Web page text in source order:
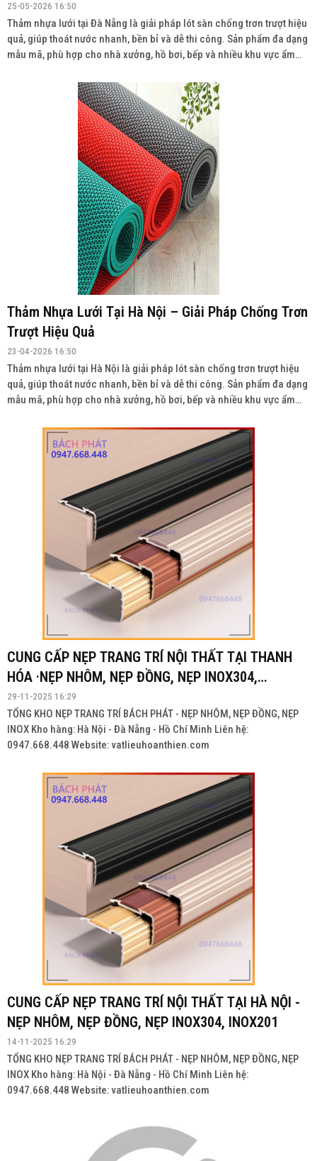
25-05-2026 16:50
Thảm nhựa lưới tại Đà Nẵng là giải pháp lót sàn chống trơn trượt hiệu
quả, giúp thoát nước nhanh, bền bỉ và dễ thi công. Sản phẩm đa dạng
mẫu mã, phù hợp cho nhà xưởng, hồ bơi, bếp và nhiều khu vực ẩm
Thảm Nhựa Lưới Tại Hà Nội – Giải Pháp Chống Trơn
Trượt Hiệu Quả
23-04-2026 16:50
Thảm nhựa lưới tại Hà Nội là giải pháp lót sàn chống trơn trượt hiệu
quả, giúp thoát nước nhanh, bền bỉ và dễ thi công. Sản phẩm đa dạng
mẫu mã, phù hợp cho nhà xưởng, hồ bơi, bếp và nhiều khu vực ẩm
CUNG CẤP NẸP TRANG TRÍ NỘI THẤT TẠI THANH
HÓA ·NẸP NHÔM, NẸP ĐỒNG, NẸP INOX304,
INOX201
29-11-2025 16:29
TỔNG KHO NẸP TRANG TRÍ BÁCH PHÁT - NẸP NHÔM, NẸP ĐỒNG, NẸP
INOX Kho hàng: Hà Nội - Đà Nẵng - Hồ Chí Minh Liên hệ:
0947.668.448 Website: vatlieuhoanthien.com
CUNG CẤP NẸP TRANG TRÍ NỘI THẤT TẠI HÀ NỘI -
NẸP NHÔM, NẸP ĐỒNG, NẸP INOX304, INOX201
14-11-2025 16:29
TỔNG KHO NẸP TRANG TRÍ BÁCH PHÁT - NẸP NHÔM, NẸP ĐỒNG, NẸP
INOX Kho hàng: Hà Nội - Đà Nẵng - Hồ Chí Minh Liên hệ:
0947.668.448 Website: vatlieuhoanthien.com